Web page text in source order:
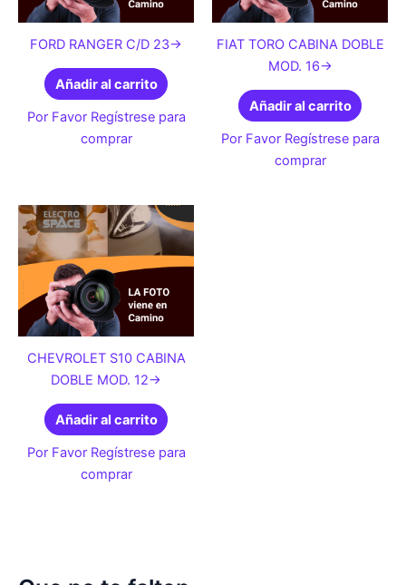
FORD RANGER C/D 23->
Añadir al carrito
Por Favor Regístrese para
comprar
FIAT TORO CABINA DOBLE
MOD. 16->
Añadir al carrito
Por Favor Regístrese para
comprar
CHEVROLET S10 CABINA
DOBLE MOD. 12->
Añadir al carrito
Por Favor Regístrese para
comprar